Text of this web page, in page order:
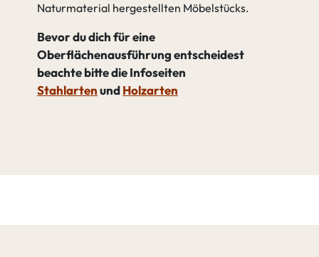
Naturmaterial hergestellten Möbelstücks.
Bevor du dich für eine
Oberflächenausführung entscheidest
beachte bitte die Infoseiten
StahlartenundHolzarten